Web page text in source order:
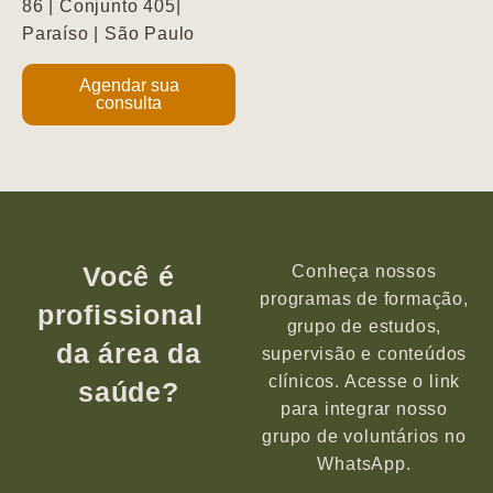
86 | Conjunto 405|
Paraíso | São Paulo
Agendar sua
consulta
Você é
profissional
da área da
saúde?
Conheça nossos
programas de formação,
grupo de estudos,
supervisão e conteúdos
clínicos. Acesse o link
para integrar nosso
grupo de voluntários no
WhatsApp.